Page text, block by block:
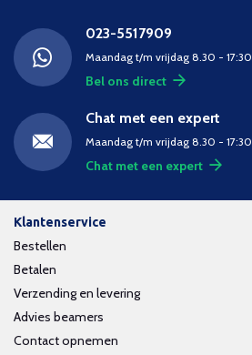
023-5517909
Maandag t/m vrijdag 8.30 - 17:30
Bel ons direct
Chat met een expert
Maandag t/m vrijdag 8.30 - 17:30
Chat met een expert
Klantenservice
Bestellen
Betalen
Verzending en levering
Advies beamers
Contact opnemen